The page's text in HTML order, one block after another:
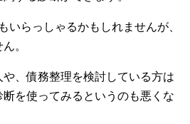
いらっしゃるかもしれませんが、
。
、債務整理を検討している方は
を使ってみるというのも悪くな